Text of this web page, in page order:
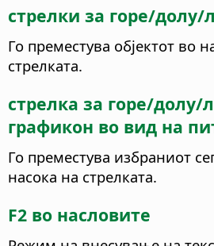
стрелки за горе/долу/
Го преместува објектот во
стрелката.
стрелка за горе/долу/
графикон во вид на
Го преместува избраниот
насока на стрелката.
F2 во насловите